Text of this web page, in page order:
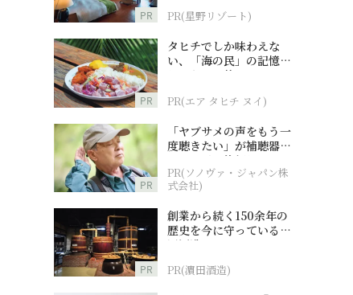
PR PR(星野リゾート)
PR
タヒチでしか味わえな
い、「海の民」の記憶へ
とつながる旅
PR(エア タヒチ ヌイ)
PR
「ヤブサメの声をもう一
度聴きたい」が補聴器チ
ャレンジの後押しに
PR(ソノヴァ・ジャパン株
式会社)
PR
創業から続く150余年の
歴史を今に守っている濵
田酒造
PR(濵田酒造)